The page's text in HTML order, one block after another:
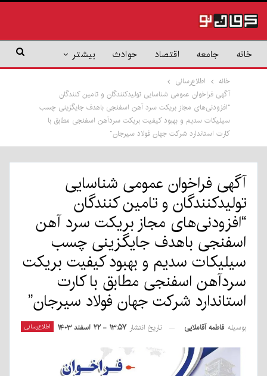
خانه جامعه اقتصاد حوادث بیشتر
خانه
اطلاع‌رسانی
آگهی فراخوان عمومی شناسایی تولیدکنندگان و تامین کنندگان
“افزودنی‌های مجاز بریکت سرد آهن اسفنجی باهدف جایگزینی چسب
سیلیکات سدیم و بهبود کیفیت بریکت سردآهن اسفنجی مطابق با
کارت استاندارد شرکت جهان فولاد سیرجان”
آگهی فراخوان عمومی شناسایی
تولیدکنندگان و تامین کنندگان
“افزودنی‌های مجاز بریکت سرد آهن
اسفنجی باهدف جایگزینی چسب
سیلیکات سدیم و بهبود کیفیت بریکت
سردآهن اسفنجی مطابق با کارت
استاندارد شرکت جهان فولاد سیرجان”
اطلاع‌رسانی بوسیله فاطمه آقاملایی تاریخ انتشار ۱۳:۵۷ - ۲۲ اسفند ۱۴۰۳